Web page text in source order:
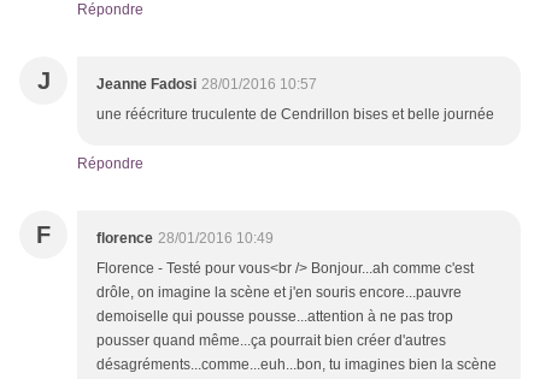
Répondre
J Jeanne Fadosi 28/01/2016 10:57
une réécriture truculente de Cendrillon bises et belle journée
Répondre
F florence 28/01/2016 10:49
Florence - Testé pour vous<br /> Bonjour...ah comme c'est
drôle, on imagine la scène et j'en souris encore...pauvre
demoiselle qui pousse pousse...attention à ne pas trop
pousser quand même...ça pourrait bien créer d'autres
désagréments...comme...euh...bon, tu imagines bien la scène